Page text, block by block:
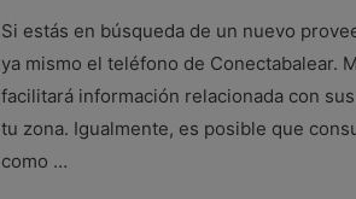
Si estás en búsqueda de un nuevo
ya mismo el teléfono de Conectabalear.
facilitará información relacionada con
tu zona. Igualmente, es posible que
como …